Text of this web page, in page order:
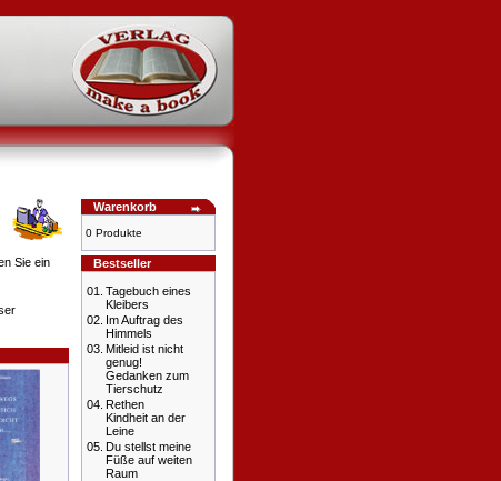
Sie ein
Warenkorb
0 Produkte
Bestseller
01. Tagebuch eines
Kleibers
02. Im Auftrag des
Himmels
03. Mitleid ist nicht
genug!
Gedanken zum
Tierschutz
04. Rethen
Kindheit an der
Leine
05. Du stellst meine
Füße auf weiten
Raum